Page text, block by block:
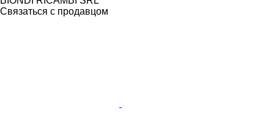
Связаться с продавцом